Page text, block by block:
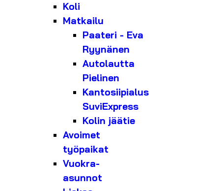
Koli
Matkailu
Paateri - Eva
Ryynänen
Autolautta
Pielinen
Kantosiipialus
SuviExpress
Kolin jäätie
Avoimet
työpaikat
Vuokra-
asunnot